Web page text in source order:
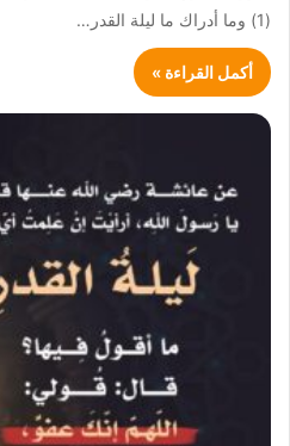
(1) وما أدراك ما ليلة القدر…
أكمل القراءة »